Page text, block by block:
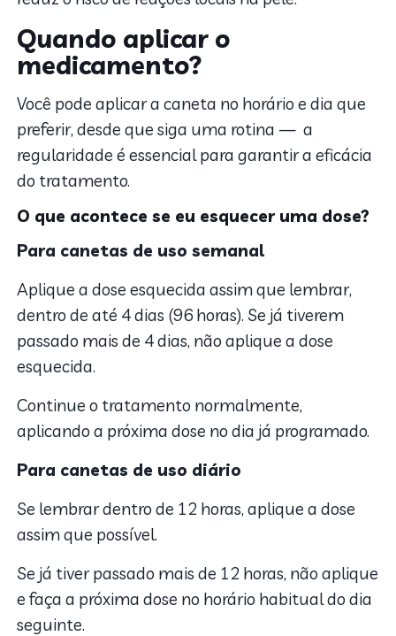
Quando aplicar o
medicamento?
Você pode aplicar a caneta no horário e dia que
preferir, desde que siga uma rotina — a
regularidade é essencial para garantir a eficácia
do tratamento.
O que acontece se eu esquecer uma dose?
Para canetas de uso semanal
Aplique a dose esquecida assim que lembrar,
dentro de até 4 dias (96 horas). Se já tiverem
passado mais de 4 dias, não aplique a dose
esquecida.
Continue o tratamento normalmente,
aplicando a próxima dose no dia já programado.
Para canetas de uso diário
Se lembrar dentro de 12 horas, aplique a dose
assim que possível.
Se já tiver passado mais de 12 horas, não aplique
e faça a próxima dose no horário habitual do dia
seguinte.